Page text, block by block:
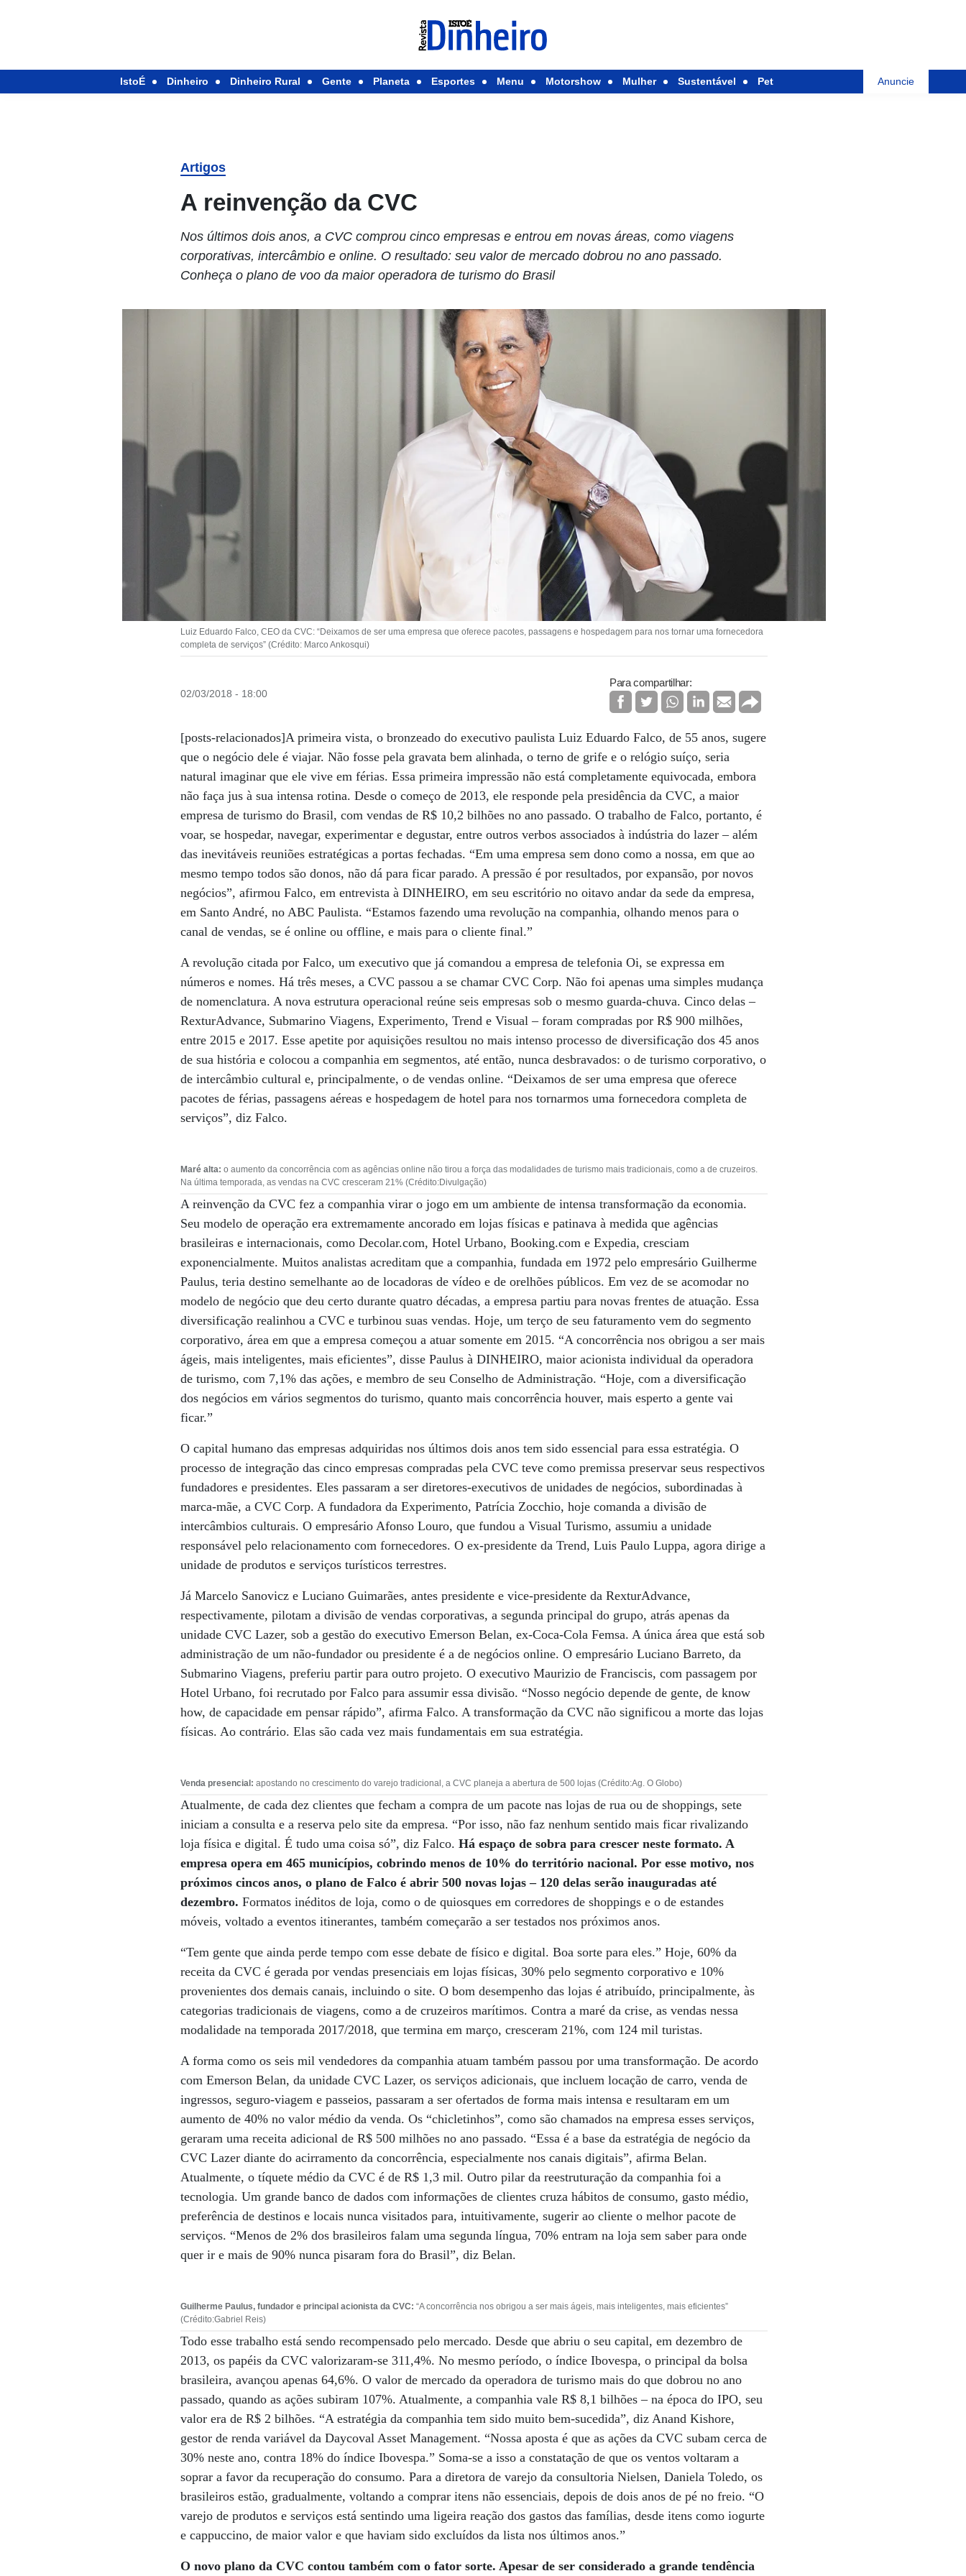
IstoÉ Dinheiro Dinheiro Rural Gente Planeta Esportes Menu Motorshow Mulher Sustentável Pet Anuncie
Artigos
A reinvenção da CVC
Nos últimos dois anos, a CVC comprou cinco empresas e entrou em novas áreas, como viagens
corporativas, intercâmbio e online. O resultado: seu valor de mercado dobrou no ano passado.
Conheça o plano de voo da maior operadora de turismo do Brasil
Luiz Eduardo Falco, CEO da CVC: “Deixamos de ser uma empresa que oferece pacotes, passagens e hospedagem para nos tornar uma fornecedora
completa de serviços” (Crédito: Marco Ankosqui)
02/03/2018 - 18:00
Para compartilhar:
[posts-relacionados]A primeira vista, o bronzeado do executivo paulista Luiz Eduardo Falco, de 55 anos, sugere
que o negócio dele é viajar. Não fosse pela gravata bem alinhada, o terno de grife e o relógio suíço, seria
natural imaginar que ele vive em férias. Essa primeira impressão não está completamente equivocada, embora
não faça jus à sua intensa rotina. Desde o começo de 2013, ele responde pela presidência da CVC, a maior
empresa de turismo do Brasil, com vendas de R$ 10,2 bilhões no ano passado. O trabalho de Falco, portanto, é
voar, se hospedar, navegar, experimentar e degustar, entre outros verbos associados à indústria do lazer – além
das inevitáveis reuniões estratégicas a portas fechadas. “Em uma empresa sem dono como a nossa, em que ao
mesmo tempo todos são donos, não dá para ficar parado. A pressão é por resultados, por expansão, por novos
negócios”, afirmou Falco, em entrevista à DINHEIRO, em seu escritório no oitavo andar da sede da empresa,
em Santo André, no ABC Paulista. “Estamos fazendo uma revolução na companhia, olhando menos para o
canal de vendas, se é online ou offline, e mais para o cliente final.”
A revolução citada por Falco, um executivo que já comandou a empresa de telefonia Oi, se expressa em
números e nomes. Há três meses, a CVC passou a se chamar CVC Corp. Não foi apenas uma simples mudança
de nomenclatura. A nova estrutura operacional reúne seis empresas sob o mesmo guarda-chuva. Cinco delas –
RexturAdvance, Submarino Viagens, Experimento, Trend e Visual – foram compradas por R$ 900 milhões,
entre 2015 e 2017. Esse apetite por aquisições resultou no mais intenso processo de diversificação dos 45 anos
de sua história e colocou a companhia em segmentos, até então, nunca desbravados: o de turismo corporativo, o
de intercâmbio cultural e, principalmente, o de vendas online. “Deixamos de ser uma empresa que oferece
pacotes de férias, passagens aéreas e hospedagem de hotel para nos tornarmos uma fornecedora completa de
serviços”, diz Falco.
Maré alta: o aumento da concorrência com as agências online não tirou a força das modalidades de turismo mais tradicionais, como a de cruzeiros.
Na última temporada, as vendas na CVC cresceram 21% (Crédito:Divulgação)
A reinvenção da CVC fez a companhia virar o jogo em um ambiente de intensa transformação da economia.
Seu modelo de operação era extremamente ancorado em lojas físicas e patinava à medida que agências
brasileiras e internacionais, como Decolar.com, Hotel Urbano, Booking.com e Expedia, cresciam
exponencialmente. Muitos analistas acreditam que a companhia, fundada em 1972 pelo empresário Guilherme
Paulus, teria destino semelhante ao de locadoras de vídeo e de orelhões públicos. Em vez de se acomodar no
modelo de negócio que deu certo durante quatro décadas, a empresa partiu para novas frentes de atuação. Essa
diversificação realinhou a CVC e turbinou suas vendas. Hoje, um terço de seu faturamento vem do segmento
corporativo, área em que a empresa começou a atuar somente em 2015. “A concorrência nos obrigou a ser mais
ágeis, mais inteligentes, mais eficientes”, disse Paulus à DINHEIRO, maior acionista individual da operadora
de turismo, com 7,1% das ações, e membro de seu Conselho de Administração. “Hoje, com a diversificação
dos negócios em vários segmentos do turismo, quanto mais concorrência houver, mais esperto a gente vai
ficar.”
O capital humano das empresas adquiridas nos últimos dois anos tem sido essencial para essa estratégia. O
processo de integração das cinco empresas compradas pela CVC teve como premissa preservar seus respectivos
fundadores e presidentes. Eles passaram a ser diretores-executivos de unidades de negócios, subordinadas à
marca-mãe, a CVC Corp. A fundadora da Experimento, Patrícia Zocchio, hoje comanda a divisão de
intercâmbios culturais. O empresário Afonso Louro, que fundou a Visual Turismo, assumiu a unidade
responsável pelo relacionamento com fornecedores. O ex-presidente da Trend, Luis Paulo Luppa, agora dirige a
unidade de produtos e serviços turísticos terrestres.
Já Marcelo Sanovicz e Luciano Guimarães, antes presidente e vice-presidente da RexturAdvance,
respectivamente, pilotam a divisão de vendas corporativas, a segunda principal do grupo, atrás apenas da
unidade CVC Lazer, sob a gestão do executivo Emerson Belan, ex-Coca-Cola Femsa. A única área que está sob
administração de um não-fundador ou presidente é a de negócios online. O empresário Luciano Barreto, da
Submarino Viagens, preferiu partir para outro projeto. O executivo Maurizio de Franciscis, com passagem por
Hotel Urbano, foi recrutado por Falco para assumir essa divisão. “Nosso negócio depende de gente, de know
how, de capacidade em pensar rápido”, afirma Falco. A transformação da CVC não significou a morte das lojas
físicas. Ao contrário. Elas são cada vez mais fundamentais em sua estratégia.
Venda presencial: apostando no crescimento do varejo tradicional, a CVC planeja a abertura de 500 lojas (Crédito:Ag. O Globo)
Atualmente, de cada dez clientes que fecham a compra de um pacote nas lojas de rua ou de shoppings, sete
iniciam a consulta e a reserva pelo site da empresa. “Por isso, não faz nenhum sentido mais ficar rivalizando
loja física e digital. É tudo uma coisa só”, diz Falco.Há espaço de sobra para crescer neste formato. A
empresa opera em 465 municípios, cobrindo menos de 10% do território nacional. Por esse motivo, nos
próximos cincos anos, o plano de Falco é abrir 500 novas lojas – 120 delas serão inauguradas até
dezembro. Formatos inéditos de loja, como o de quiosques em corredores de shoppings e o de estandes
móveis, voltado a eventos itinerantes, também começarão a ser testados nos próximos anos.
“Tem gente que ainda perde tempo com esse debate de físico e digital. Boa sorte para eles.” Hoje, 60% da
receita da CVC é gerada por vendas presenciais em lojas físicas, 30% pelo segmento corporativo e 10%
provenientes dos demais canais, incluindo o site. O bom desempenho das lojas é atribuído, principalmente, às
categorias tradicionais de viagens, como a de cruzeiros marítimos. Contra a maré da crise, as vendas nessa
modalidade na temporada 2017/2018, que termina em março, cresceram 21%, com 124 mil turistas.
A forma como os seis mil vendedores da companhia atuam também passou por uma transformação. De acordo
com Emerson Belan, da unidade CVC Lazer, os serviços adicionais, que incluem locação de carro, venda de
ingressos, seguro-viagem e passeios, passaram a ser ofertados de forma mais intensa e resultaram em um
aumento de 40% no valor médio da venda. Os “chicletinhos”, como são chamados na empresa esses serviços,
geraram uma receita adicional de R$ 500 milhões no ano passado. “Essa é a base da estratégia de negócio da
CVC Lazer diante do acirramento da concorrência, especialmente nos canais digitais”, afirma Belan.
Atualmente, o tíquete médio da CVC é de R$ 1,3 mil. Outro pilar da reestruturação da companhia foi a
tecnologia. Um grande banco de dados com informações de clientes cruza hábitos de consumo, gasto médio,
preferência de destinos e locais nunca visitados para, intuitivamente, sugerir ao cliente o melhor pacote de
serviços. “Menos de 2% dos brasileiros falam uma segunda língua, 70% entram na loja sem saber para onde
quer ir e mais de 90% nunca pisaram fora do Brasil”, diz Belan.
Guilherme Paulus, fundador e principal acionista da CVC: “A concorrência nos obrigou a ser mais ágeis, mais inteligentes, mais eficientes”
(Crédito:Gabriel Reis)
Todo esse trabalho está sendo recompensado pelo mercado. Desde que abriu o seu capital, em dezembro de
2013, os papéis da CVC valorizaram-se 311,4%. No mesmo período, o índice Ibovespa, o principal da bolsa
brasileira, avançou apenas 64,6%. O valor de mercado da operadora de turismo mais do que dobrou no ano
passado, quando as ações subiram 107%. Atualmente, a companhia vale R$ 8,1 bilhões – na época do IPO, seu
valor era de R$ 2 bilhões. “A estratégia da companhia tem sido muito bem-sucedida”, diz Anand Kishore,
gestor de renda variável da Daycoval Asset Management. “Nossa aposta é que as ações da CVC subam cerca de
30% neste ano, contra 18% do índice Ibovespa.” Soma-se a isso a constatação de que os ventos voltaram a
soprar a favor da recuperação do consumo. Para a diretora de varejo da consultoria Nielsen, Daniela Toledo, os
brasileiros estão, gradualmente, voltando a comprar itens não essenciais, depois de dois anos de pé no freio. “O
varejo de produtos e serviços está sentindo uma ligeira reação dos gastos das famílias, desde itens como iogurte
e cappuccino, de maior valor e que haviam sido excluídos da lista nos últimos anos.”
O novo plano da CVC contou também com o fator sorte. Apesar de ser considerado a grande tendência